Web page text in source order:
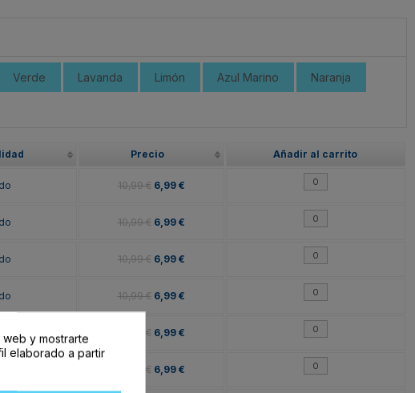
Verde Lavanda Limón Azul Marino Naranja
Precio Añadir al carrito
10,99 € 6,99 €
10,99 € 6,99 €
10,99 € 6,99 €
10,99 € 6,99 €
10,99 € 6,99 €
10,99 € 6,99 €
y mostrarte
elaborado a partir